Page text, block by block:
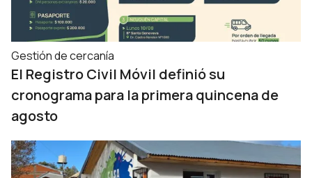
Gestión de cercanía
El Registro Civil Móvil definió su
cronograma para la primera quincena de
agosto